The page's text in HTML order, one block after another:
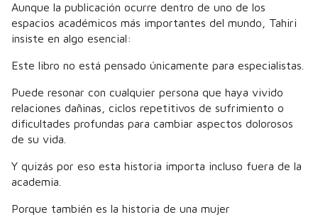
Aunque la publicación ocurre dentro de uno de los
espacios académicos más importantes del mundo, Tahiri
insiste en algo esencial:
Este libro no está pensado únicamente para especialistas.
Puede resonar con cualquier persona que haya vivido
relaciones dañinas, ciclos repetitivos de sufrimiento o
dificultades profundas para cambiar aspectos dolorosos
de su vida.
Y quizás por eso esta historia importa incluso fuera de la
academia.
Porque también es la historia de una mujer